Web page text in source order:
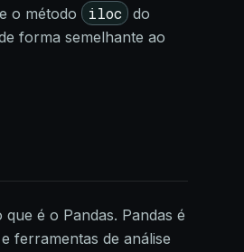
o método iloc
do
forma semelhante ao
é o Pandas. Pandas é
ferramentas de análise